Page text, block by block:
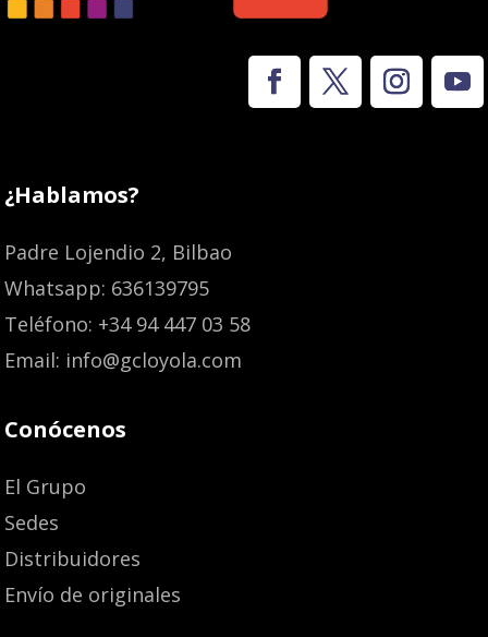
¿Hablamos?
Padre Lojendio 2, Bilbao
Whatsapp: 636139795
Teléfono: +34 94 447 03 58
Email: info@gcloyola.com
Conócenos
El Grupo
Sedes
Distribuidores
Envío de originales